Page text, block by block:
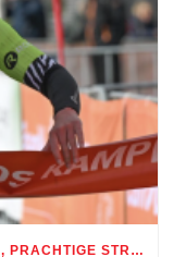
NEDERLANDSE OMSTANDIGHEDEN, PRACHTIGE STRIJD: SEIZOENSOPENER TRI HARD SERIES BIJ RBR / TIJDRIT ROTTERDAM SPECTACULAIR